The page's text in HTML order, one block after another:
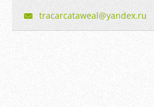
tracarcataweal@yandex.ru